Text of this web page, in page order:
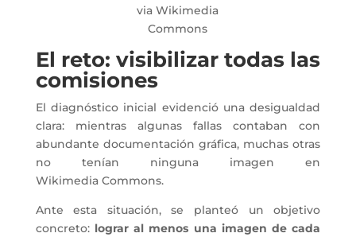
via Wikimedia
Commons
El reto: visibilizar todas las
comisiones
El diagnóstico inicial evidenció una desigualdad
clara: mientras algunas fallas contaban con
abundante documentación gráfica, muchas otras
no tenían ninguna imagen en
Wikimedia Commons.
Ante esta situación, se planteó un objetivo
concreto: lograr al menos una imagen de cada